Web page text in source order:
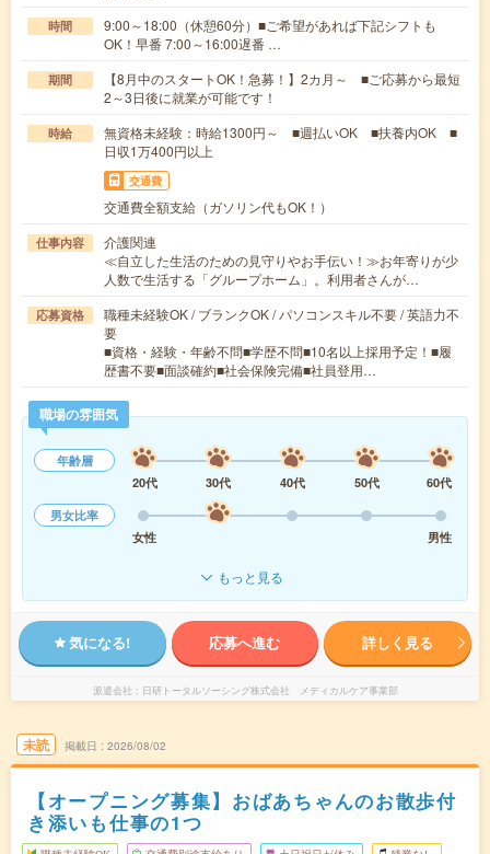
時間
9:00～18:00（休憩60分）■ご希望があれば下記シフトも
OK！早番 7:00～16:00遅番 …
期間
【8月中のスタートOK！急募！】2カ月～ ■ご応募から最短
2～3日後に就業が可能です！
時給
無資格未経験：時給1300円～ ■週払いOK ■扶養内OK ■
日収1万400円以上
交通費
交通費全額支給（ガソリン代もOK！）
仕事内容
介護関連
≪自立した生活のための見守りやお手伝い！≫お年寄りが少
人数で生活する「グループホーム」。利用者さんが…
応募資格
職種未経験OK / ブランクOK / パソコンスキル不要 / 英語力不
要
■資格・経験・年齢不問■学歴不問■10名以上採用予定！■履
歴書不要■面談確約■社会保険完備■社員登用…
職場の雰囲気
年齢層
20代
30代 40代 50代
60代
男女比率
女性
男性
もっと見る
気になる! 応募へ進む 詳しく見る
派遣会社 日研トータルソーシング株式会社 メディカルケア事業部
未読 掲載日 2026/08/02
【オープニング募集】おばあちゃんのお散歩付
き添いも仕事の1つ